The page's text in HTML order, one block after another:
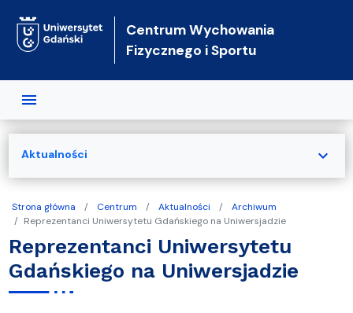
Centrum Wychowania
Fizycznego i Sportu
Strona główna Centrum Aktualności
Archiwum
Reprezentanci Uniwersytetu Gdańskiego na Uniwersjadzie
Reprezentanci Uniwersytetu
Gdańskiego na Uniwersjadzie
Aktualności expand_more